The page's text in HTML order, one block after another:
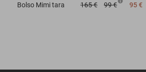
Bolso Mimi tara 165 € 99 € 95 €